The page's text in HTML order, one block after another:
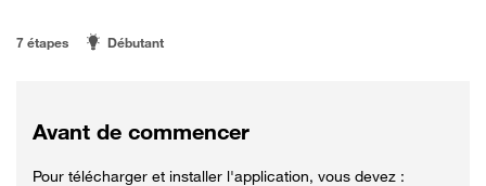
7 étapes Débutant
Avant de commencer
Pour télécharger et installer l'application, vous devez :